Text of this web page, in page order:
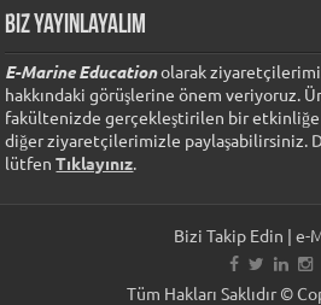
Biz Yayınlayalım
E-Marine Educationolarak
hakkındaki görüşlerine önem veriyoruz.
fakültenizde gerçekleştirilen bir
diğer ziyaretçilerimizle paylaşabilirsiniz.
lütfenTıklayınız.
Bizi Takip Edin | e-
Tüm Hakları Saklıdır ©